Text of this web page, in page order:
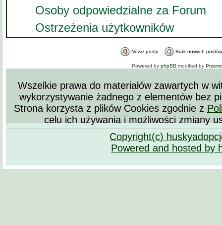
Osoby odpowiedzialne za Forum
Ostrzeżenia użytkowników
Nowe posty Brak nowych
Powered byphpBB modified by
Wszelkie prawa do materiałów zawartych w
wykorzystywanie żadnego z elementów bez
Strona korzysta z plików Cookies zgodnie z
celu ich używania i możliwości zmiany
Copyright(c)
Powered and hosted by